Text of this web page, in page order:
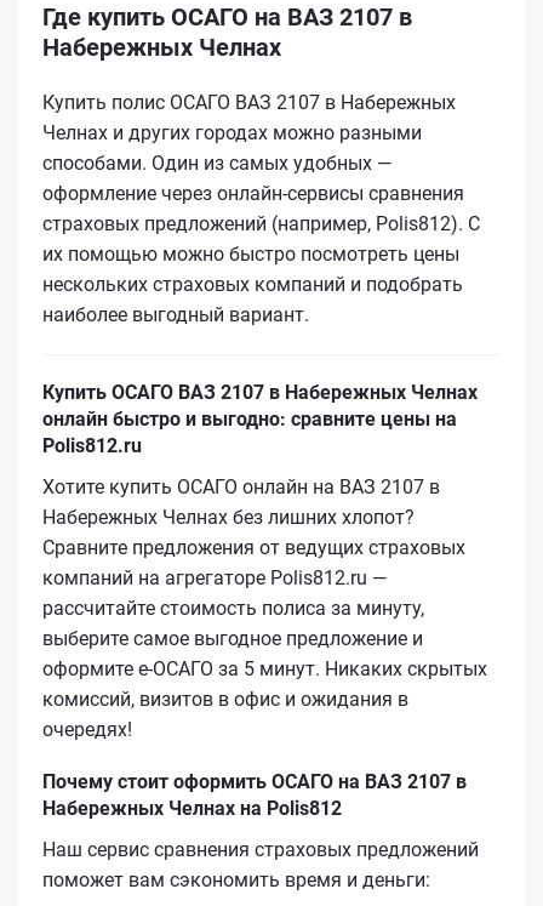
Где купить ОСАГО на ВАЗ 2107 в
Набережных Челнах
Купить полис ОСАГО ВАЗ 2107 в Набережных
Челнах и других городах можно разными
способами. Один из самых удобных —
оформление через онлайн-сервисы сравнения
страховых предложений (например, Polis812). С
их помощью можно быстро посмотреть цены
нескольких страховых компаний и подобрать
наиболее выгодный вариант.
Купить ОСАГО ВАЗ 2107 в Набережных Челнах
онлайн быстро и выгодно: сравните цены на
Polis812.ru
Хотите купить ОСАГО онлайн на ВАЗ 2107 в
Набережных Челнах без лишних хлопот?
Сравните предложения от ведущих страховых
компаний на агрегаторе Polis812.ru —
рассчитайте стоимость полиса за минуту,
выберите самое выгодное предложение и
оформите е‑ОСАГО за 5 минут. Никаких скрытых
комиссий, визитов в офис и ожидания в
очередях!
Почему стоит оформить ОСАГО на ВАЗ 2107 в
Набережных Челнах на Polis812
Наш сервис сравнения страховых предложений
поможет вам сэкономить время и деньги: